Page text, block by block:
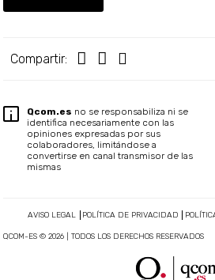
Compartir:
Qcom.es no se responsabiliza ni se
identifica necesariamente con las
opiniones expresadas por sus
colaboradores, limitándose a
convertirse en canal transmisor de las
mismas
AVISO LEGAL POLÍTICA DE PRIVACIDAD
QCOM-ES © 2026 | TODOS LOS DERECHOS RESERVADOS